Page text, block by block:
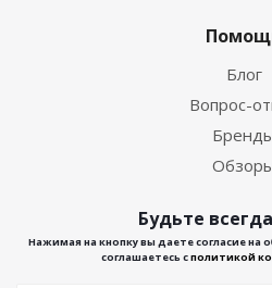
Блог
Вопрос-
Будьте
Нажимая на кнопку вы даете согласие на
соглашаетесь сполитикой